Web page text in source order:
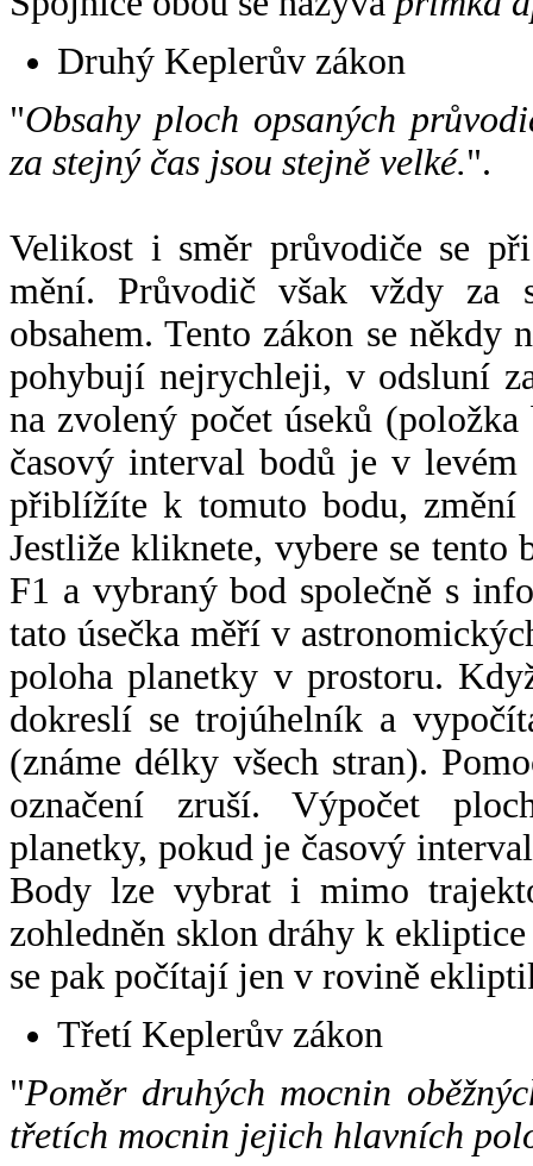
Druhý Keplerův zákon
"Obsahy ploch opsaných
za stejný čas jsou stejně velké.".
Velikost i směr průvodiče se
mění. Průvodič však vždy za
obsahem. Tento zákon se někdy
pohybují nejrychleji, v odsluní
na zvolený počet úseků
časový interval bodů je v
přiblížíte k tomuto bodu,
Jestliže kliknete, vybere se tento
F1 a vybraný bod společně s
tato úsečka měří v
poloha planetky v prostoru.
dokreslí se trojúhelník a
(známe délky všech stran).
označení zruší. Výpočet
planetky, pokud je časový
Body lze vybrat i mimo
zohledněn sklon dráhy k
se pak počítají jen v rovině
Třetí Keplerův zákon
"Poměr druhých mocnin
třetích mocnin jejich hlavních